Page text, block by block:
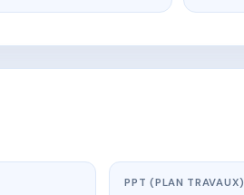
PPT (PLAN TRAVAUX)